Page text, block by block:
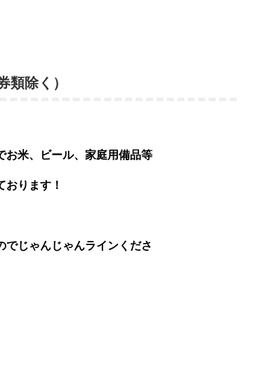
除く）
お米、ビール、家庭用備品等
ります！
じゃんじゃんラインくださ